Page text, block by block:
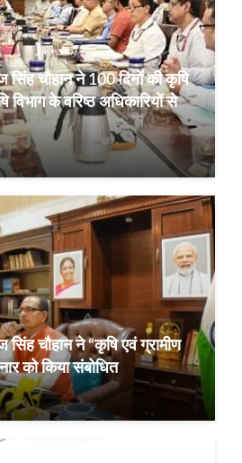
सिंह चौहान ने 100 दिनों की कृषि
विभाग के वरिष्ठ अधिकारियों से
सिंह चौहान ने “कृषि एवं ग्रामीण
को किया संबोधित